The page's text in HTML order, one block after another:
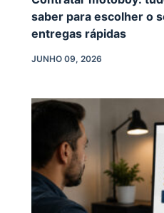
saber para escolher o
entregas rápidas
JUNHO 09, 2026